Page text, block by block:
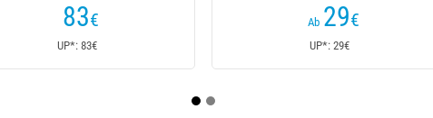
28
UP*: 28€
27€ Ab 20
UP*: 27€